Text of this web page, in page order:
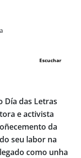
Escuchar
Día das Letras
e activista
da
seu labor na
como unha